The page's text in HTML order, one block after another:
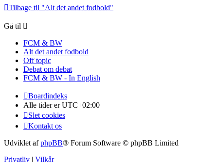
Tilbage til "Alt det andet fodbold"
Gå til
FCM & BW
Alt det andet fodbold
Off topic
Debat om debat
FCM & BW - In English
Boardindeks
Alle tider erUTC+02:00
Slet cookies
Kontakt os
Udviklet afphpBB® Forum Software © phpBB Limited
Privatliv | Vilkår